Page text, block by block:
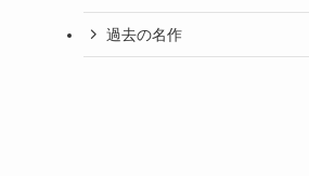
過去の名作